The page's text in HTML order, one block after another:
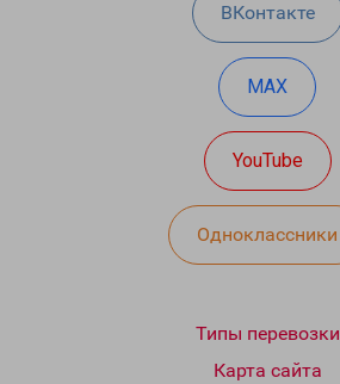
ВКонтакте
MAX
YouTube
Одноклассники
Типы перевозки
Карта сайта